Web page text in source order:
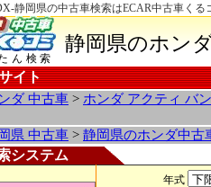
静岡県の中古車検索はECAR中古車くる
ん検索
静岡県のホン
イト
ダ 中古車 > ホンダ アクティ バ
県 中古車 > 静岡県のホンダ中古
システム
年式